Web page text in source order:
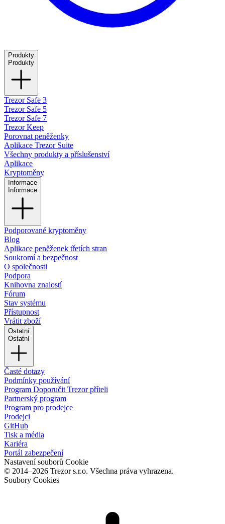
Produkty
Produkty
Trezor Safe 3
Trezor Safe 5
Trezor Safe 7
Trezor Keep
Porovnat peněženky
Aplikace Trezor Suite
Všechny produkty a příslušenství
Aplikace
Kryptoměny
Informace
Informace
Podporované kryptoměny
Blog
Aplikace peněženek třetích stran
Soukromí a bezpečnost
O společnosti
Podpora
Knihovna znalostí
Fórum
Stav systému
Přístupnost
Vrátit zboží
Ostatní
Ostatní
Časté dotazy
Podmínky používání
Program Doporučit Trezor příteli
Partnerský program
Program pro prodejce
Prodejci
GitHub
Tisk a média
Kariéra
Portál zabezpečení
Nastavení souborů Cookie
© 2014–2026 Trezor s.r.o. Všechna práva vyhrazena.
Soubory Cookies